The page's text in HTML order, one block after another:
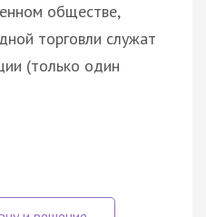
обществе,
торговли служат
(только один